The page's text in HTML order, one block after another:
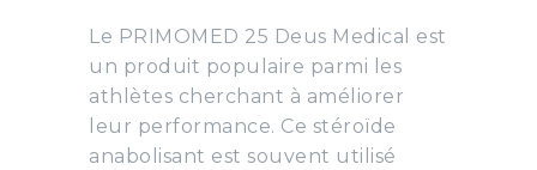
Le PRIMOMED 25 Deus Medical est
un produit populaire parmi les
athlètes cherchant à améliorer
leur performance. Ce stéroïde
anabolisant est souvent utilisé